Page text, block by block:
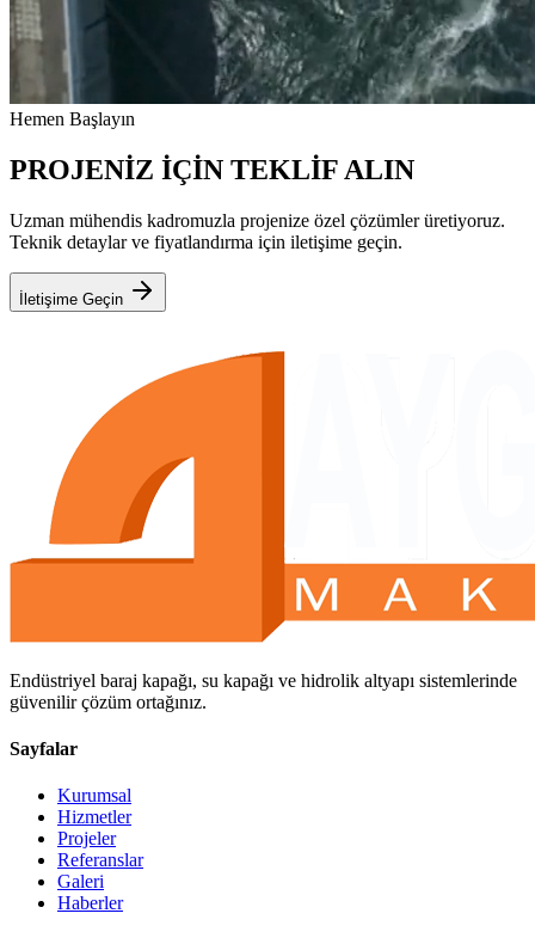
Hemen Başlayın
PROJENİZ İÇİN TEKLİF ALIN
Uzman mühendis kadromuzla projenize özel çözümler üretiyoruz.
Teknik detaylar ve fiyatlandırma için iletişime geçin.
İletişime Geçin
Endüstriyel baraj kapağı, su kapağı ve hidrolik altyapı sistemlerinde
güvenilir çözüm ortağınız.
Sayfalar
Kurumsal
Hizmetler
Projeler
Referanslar
Galeri
Haberler